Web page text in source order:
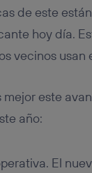
de este
hoy día.
vecinos usan
este
año:
El